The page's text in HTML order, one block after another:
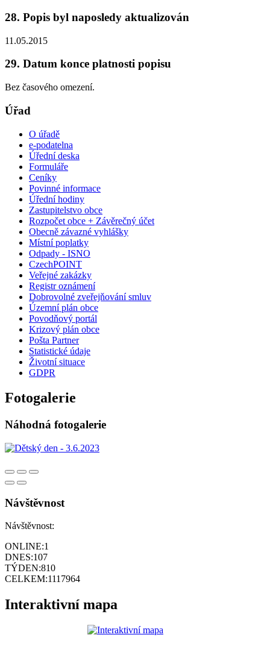
28. Popis byl naposledy aktualizován
11.05.2015
29. Datum konce platnosti popisu
Bez časového omezení.
Úřad
O úřadě
e-podatelna
Úřední deska
Formuláře
Ceníky
Povinné informace
Úřední hodiny
Zastupitelstvo obce
Rozpočet obce + Závěrečný účet
Obecně závazné vyhlášky
Místní poplatky
Odpady - ISNO
CzechPOINT
Veřejné zakázky
Registr oznámení
Dobrovolné zveřejňování smluv
Územní plán obce
Povodňový portál
Krizový plán obce
Pošta Partner
Statistické údaje
Životní situace
GDPR
Fotogalerie
Náhodná fotogalerie
Návštěvnost
Návštěvnost:
ONLINE:1
DNES:107
TÝDEN:810
CELKEM:1117964
Interaktivní mapa